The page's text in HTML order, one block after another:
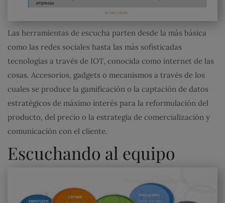
Las herramientas de escucha parten desde la más básica
como las redes sociales hasta las más sofisticadas
tecnologías a través de IOT, conocida como internet de las
cosas. Accesorios, gadgets o mecanismos a través de los
cuales se produce la gamificación o la captación de datos
estratégicos de máximo interés para la reformulación del
producto, del precio o la estrategia de comercialización y
comunicación con el cliente.
Escuchando al equipo